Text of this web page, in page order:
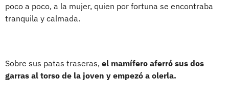
poco a poco, a la mujer, quien por fortuna se encontraba
tranquila y calmada.
Sobre sus patas traseras, el mamífero aferró sus dos
garras al torso de la joven y empezó a olerla.